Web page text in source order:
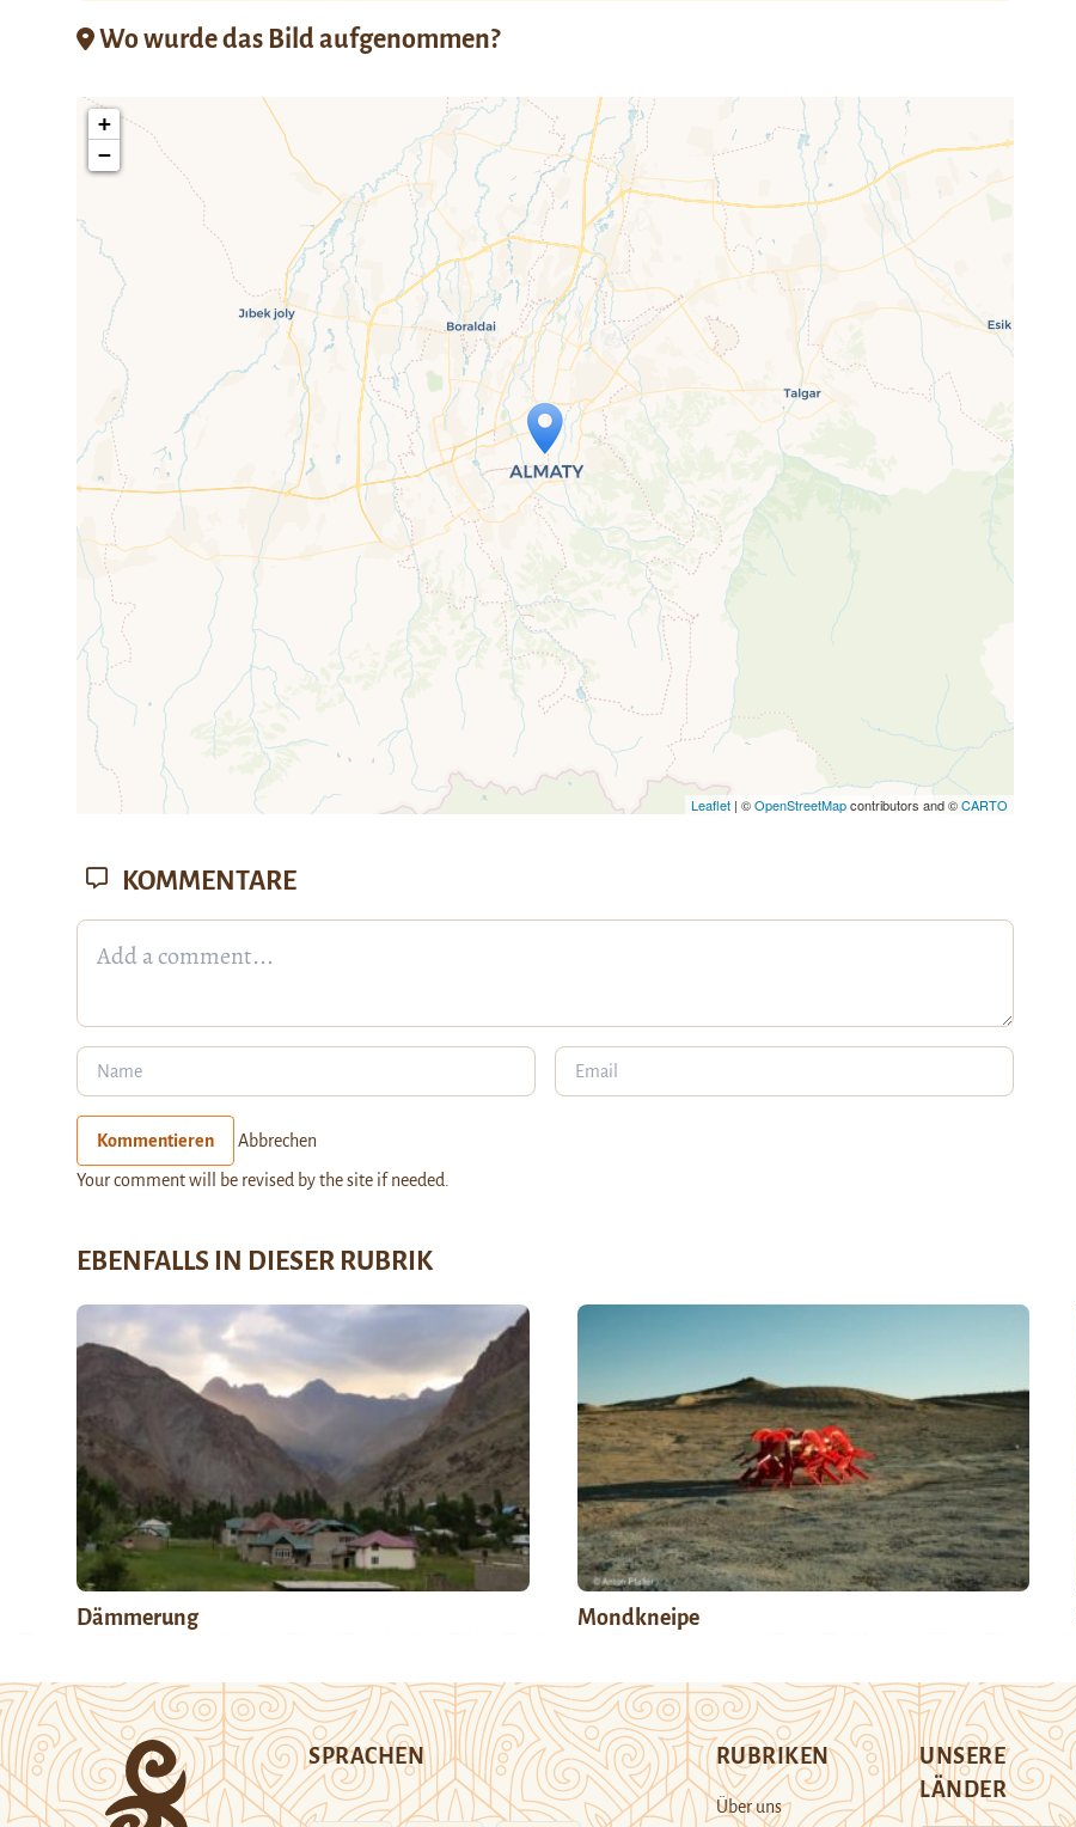
Wo wurde das Bild aufgenommen?
Travelers' Map wird geladen …
Wenn du dies siehst, nachdem deine Seite vollständig geladen wurde,
fehlen leafletJS-Dateien.
+
−
Leaflet | ©OpenStreetMapcontributors and ©CARTO
KOMMENTARE
Kommentieren Abbrechen
Your comment will be revised by the site if needed.
EBENFALLS IN DIESER RUBRIK
Dämmerung Mondkneipe
SPRACHEN RUBRIKEN
Über uns
UNSERE
LÄNDER